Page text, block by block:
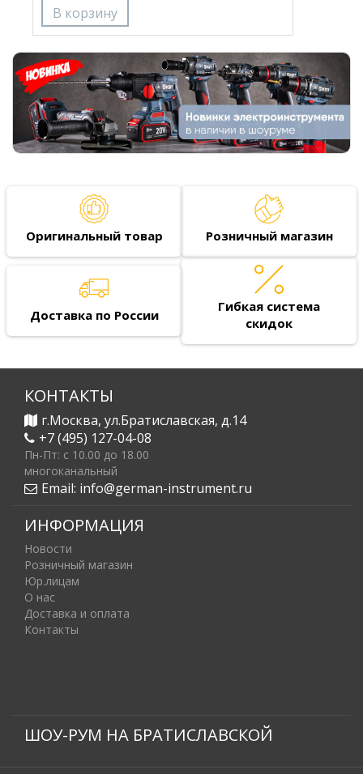
Оригинальный товар Розничный магазин
Доставка по России
Гибкая система
скидок
КОНТАКТЫ
г.Москва, ул.Братиславская, д.14
+7 (495) 127-04-08
Пн-Пт: c 10.00 до 18.00
многоканальный
Email: info@german-instrument.ru
ИНФОРМАЦИЯ
Новости
Розничный магазин
Юр.лицам
О нас
Доставка и оплата
Контакты
ШОУ-РУМ НА БРАТИСЛАВСКОЙ